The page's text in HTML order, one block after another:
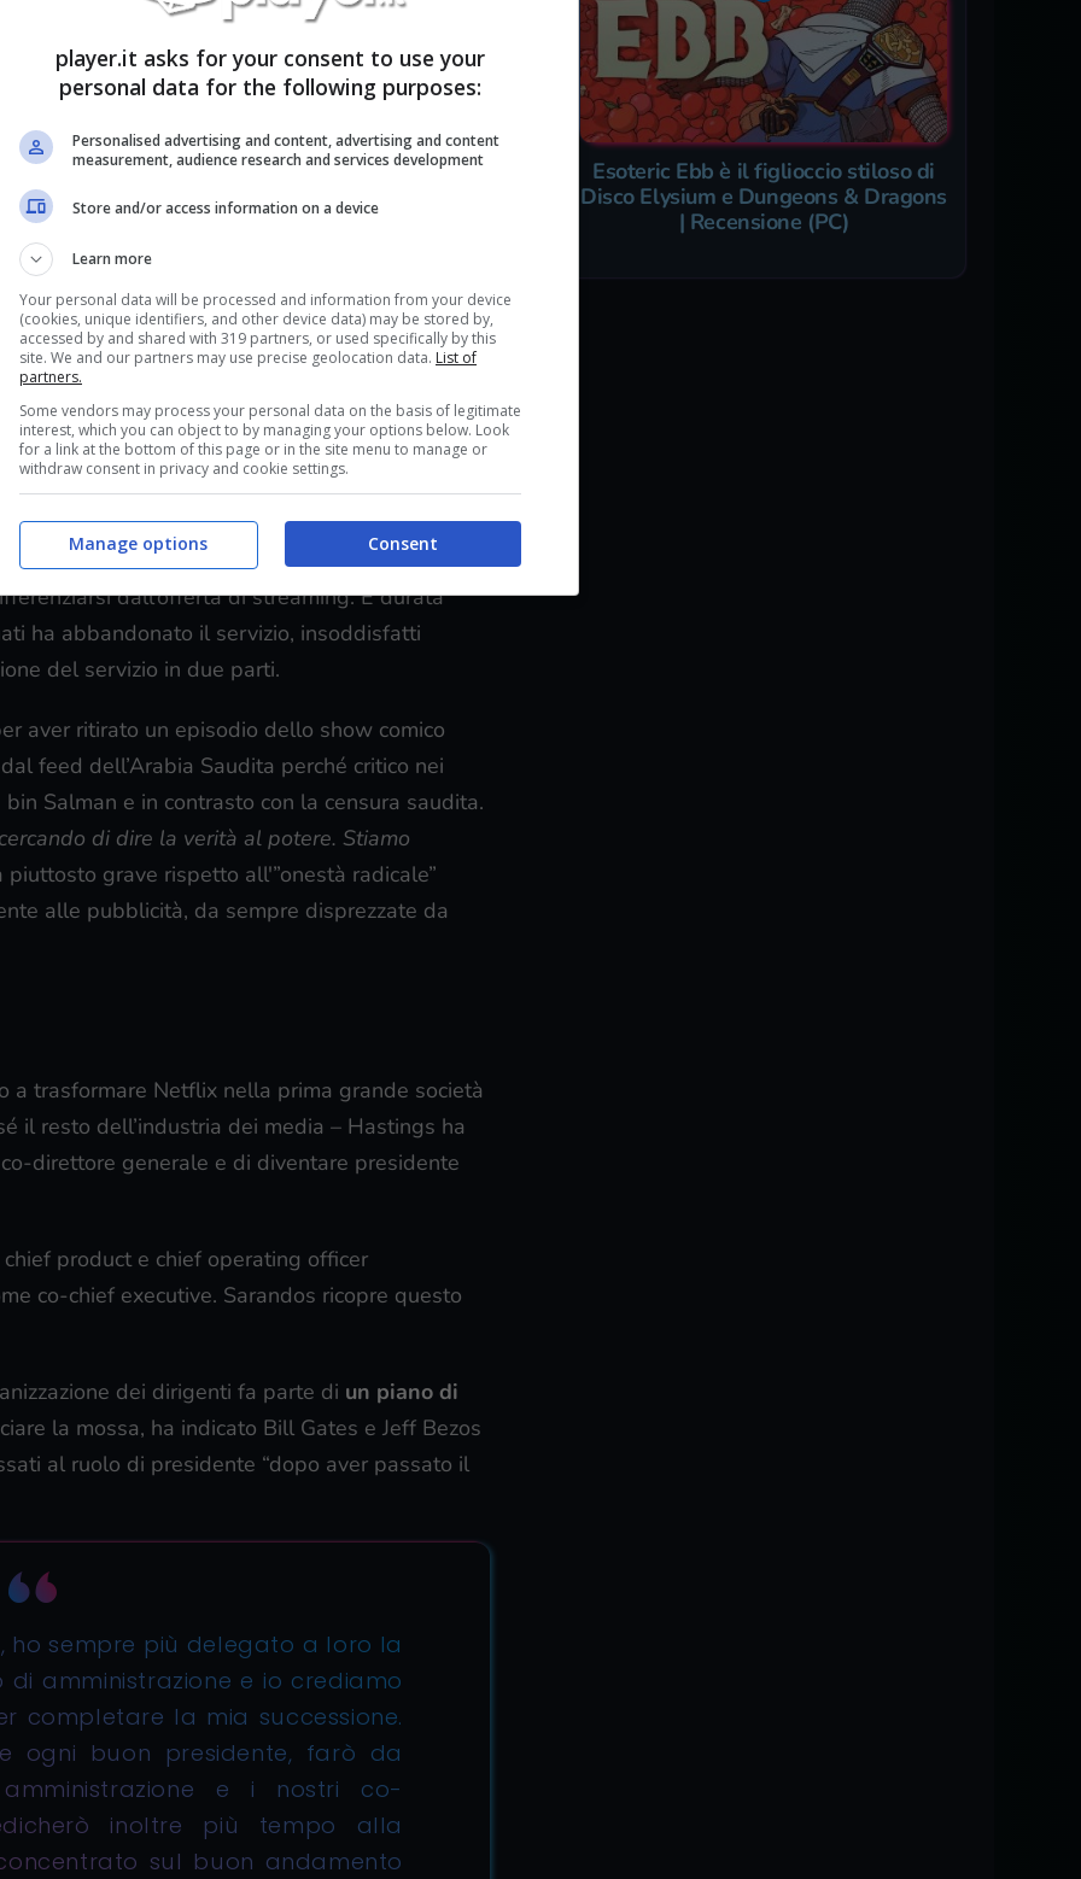
un’azienda chiamata Pure Software, ha
Randolph comeservizio di noleggio di film
aziendale di“onestà radicale”, al punto che
in PowerPoint a Randolph per spiegare i
delegato.
passaggio dell’azienda allo streaming.
è stata Qwikster, la parte dell’azienda
dall’offerta di streaming. È durata
ha abbandonato il servizio, insoddisfatti
del servizio in due parti.
aver ritirato un episodio dello show comico
feed dell’Arabia Saudita perché critico nei
Salman e in contrasto con la censura saudita.
di dire la verità al potere. Stiamo
grave rispetto all'”onestà radicale”
alle pubblicità, da sempre disprezzate da
a trasformare Netflix nella prima grande società
il resto dell’industria dei media – Hastings ha
direttore generale e di diventare presidente
product e chief operating officer
co-chief executive. Sarandos ricopre questo
dei dirigenti fa parte di un piano di
la mossa, ha indicato Bill Gates e Jeff Bezos
al ruolo di presidente “dopo aver passato il
ho sempre più delegato a loro la
di amministrazione e io crediamo
completare la mia successione.
ogni buon presidente, farò da
e i nostri co-
inoltre più tempo alla
sul buon andamento
Esoteric Ebb è il figlioccio stiloso di
Disco Elysium e Dungeons & Dragons
| Recensione (PC)
player.it asks for your consent to use your
personal data for the following purposes:
Personalised advertising and content, advertising and content
measurement, audience research and services development
Store and/or access information on a device
Learn more
Your personal data will be processed and information from your device
(cookies, unique identifiers, and other device data) may be stored by,
accessed by and shared with 319 partners, or used specifically by this
site. We and our partners may use precise geolocation data. List of
partners.
Some vendors may process your personal data on the basis of legitimate
interest, which you can object to by managing your options below. Look
for a link at the bottom of this page or in the site menu to manage or
withdraw consent in privacy and cookie settings.
Consent
Manage options